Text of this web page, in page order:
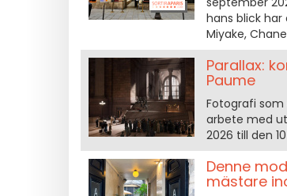
hans blick
Miyake,
Parallax:
Paume
Fotografi
arbete med
2026 till den
Denne
mästare